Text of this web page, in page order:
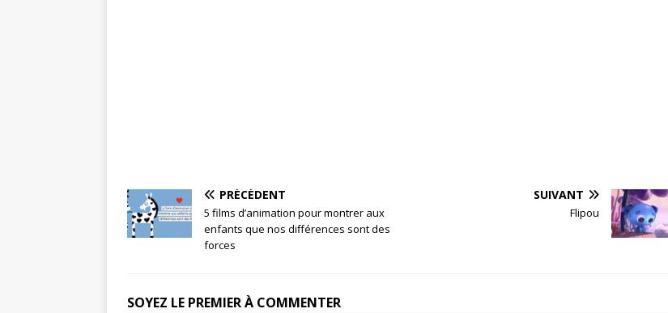
PRÉCÉDENT
5 films d’animation pour montrer aux
enfants que nos différences sont des
forces
SUIVANT
Flipou
SOYEZ LE PREMIER À COMMENTER